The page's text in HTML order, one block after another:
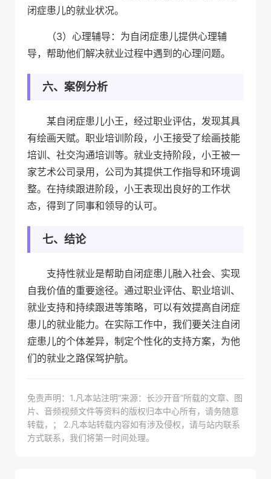
闭症患儿的就业状况。
（3）心理辅导：为自闭症患儿提供心理辅
导，帮助他们解决就业过程中遇到的心理问题。
六、案例分析
某自闭症患儿小王，经过职业评估，发现其具
有绘画天赋。职业培训阶段，小王接受了绘画技能
培训、社交沟通培训等。就业支持阶段，小王被一
家艺术公司录用，公司为其提供工作指导和环境调
整。在持续跟进阶段，小王表现出良好的工作状
态，得到了同事和领导的认可。
七、结论
支持性就业是帮助自闭症患儿融入社会、实现
自我价值的重要途径。通过职业评估、职业培训、
就业支持和持续跟进等策略，可以有效提高自闭症
患儿的就业能力。在实际工作中，我们要关注自闭
症患儿的个体差异，制定个性化的支持方案，为他
们的就业之路保驾护航。
免责声明：1.凡本站注明“来源：长沙开音”所载的文章、图
片、音频视频文件等资料的版权归本中心所有，请务随意
转载，； 2.凡本站转载内容如有涉及侵权，请与站内联系
方式联系，我们将第一时间处理。